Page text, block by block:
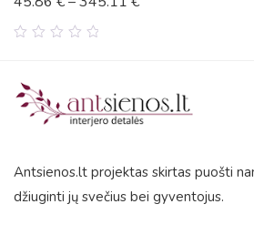
Antsienos.lt projektas skirtas puošti
džiuginti jų svečius bei gyventojus.